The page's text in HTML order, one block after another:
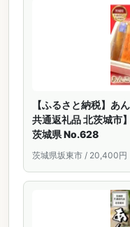
【ふるさと納税】あ
共通返礼品 北茨城市
茨城県 No.628
茨城県坂東市 / 20,400円